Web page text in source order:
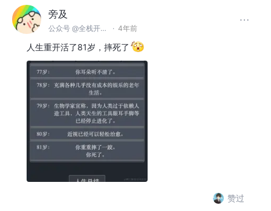
旁及
公众号 @全栈开发师 · 4年前
人生重开活了81岁，摔死了
赞过